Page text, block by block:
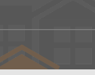
planten
voor de